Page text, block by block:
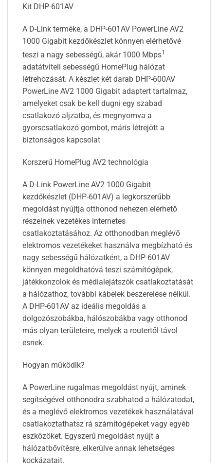
Kit DHP-601AV
A D-Link terméke, a DHP-601AV PowerLine AV2
1000 Gigabit kezdőkészlet könnyen elérhetővé
teszi a nagy sebességű, akár 1000 Mbps1
adatátviteli sebességű HomePlug hálózat
létrehozását. A készlet két darab DHP-600AV
PowerLine AV2 1000 Gigabit adaptert tartalmaz,
amelyeket csak be kell dugni egy szabad
csatlakozó aljzatba, és megnyomva a
gyorscsatlakozó gombot, máris létrejött a
biztonságos kapcsolat
Korszerű HomePlug AV2 technológia
A D-Link PowerLine AV2 1000 Gigabit
kezdőkészlet (DHP-601AV) a legkorszerűbb
megoldást nyújtja otthonod nehezen elérhető
részeinek vezetékes internetes
csatlakoztatásához. Az otthonodban meglévő
elektromos vezetékeket használva megbízható és
nagy sebességű hálózatként, a DHP-601AV
könnyen megoldhatóvá teszi számítógépek,
játékkonzolok és médialejátszók csatlakoztatását
a hálózathoz, további kábelek beszerelése nélkül.
A DHP-601AV az ideális megoldás a
dolgozószobákba, hálószobákba vagy otthonod
más olyan területeire, melyek a routertől távol
esnek.
Hogyan működik?
A PowerLine rugalmas megoldást nyújt, aminek
segítségével otthonodra szabhatod a hálózatodat,
és a meglévő elektromos vezetékek használatával
csatlakoztathatsz rá számítógépeket vagy egyéb
eszközöket. Egyszerű megoldást nyújt a
hálózatbővítésre, elkerülve annak lehetséges
kockázatait.